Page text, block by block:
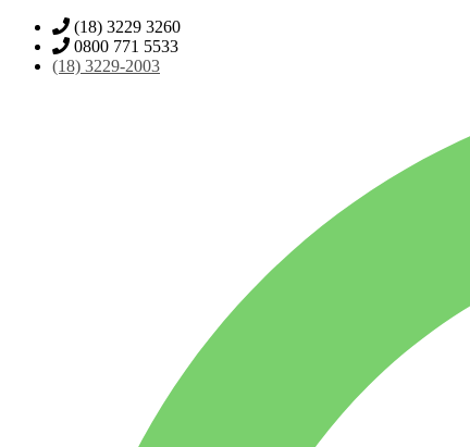
(18) 3229 3260
0800 771 5533
(18) 3229-2003